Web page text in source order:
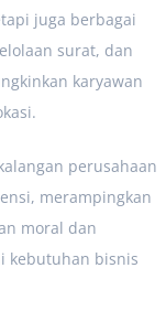
juga berbagai
surat, dan
karyawan
perusahaan
merampingkan
moral dan
kebutuhan bisnis